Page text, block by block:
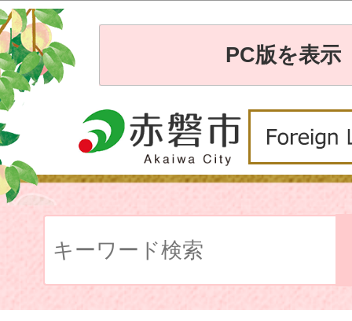
PC版を表示